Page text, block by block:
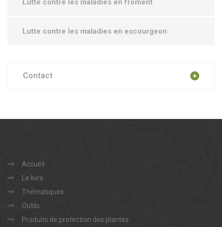
Lutte contre les maladies en froment
Lutte contre les maladies en escourgeon
Contact
Accueil
Le livre
Thématiques
Outils
Produits de protection des plantes